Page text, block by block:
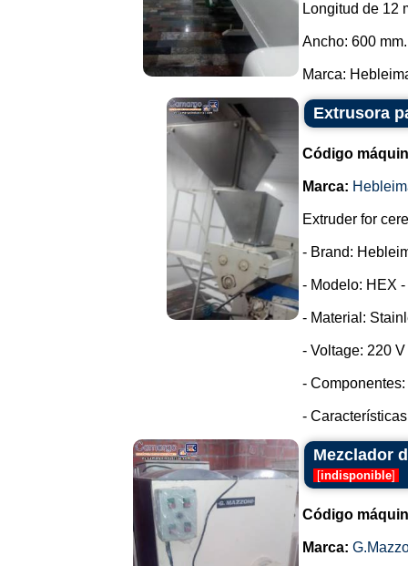
Longitud de 12
Ancho: 600 mm.
Marca:
Extrusora
Código
Marca:
Extruder for
- Brand:
- Modelo: HEX
- Material:
- Voltage: 220
-
-
Mezclador
[indisponible]
Código
Marca: